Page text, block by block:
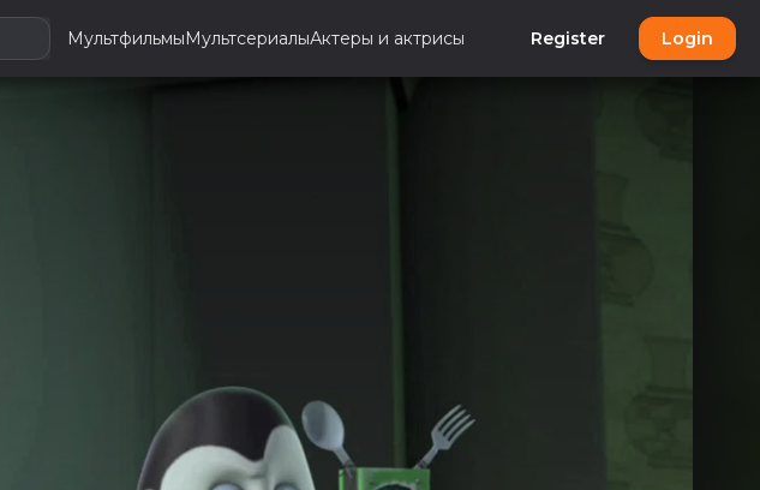
МультфильмыМультсериалыАктеры и актрисы Register Login